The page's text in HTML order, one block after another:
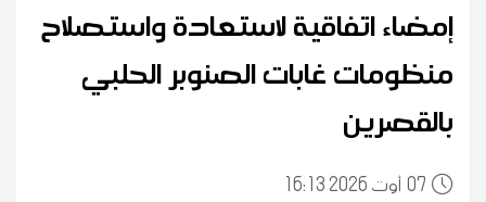
إمضاء اتفاقية لاستعادة واستصلاح
منظومات غابات الصنوبر الحلبي
بالقصرين
0716:13 2026 أوت